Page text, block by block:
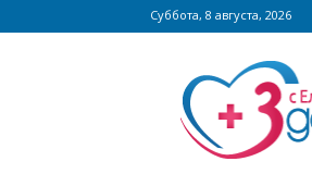
Суббота, 8 августа, 2026
Сайт
zdorovieinfo.ru
крупнейший
медицинский